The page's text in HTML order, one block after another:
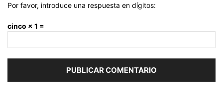
Por favor, introduce una respuesta en dígitos:
cinco × 1 =